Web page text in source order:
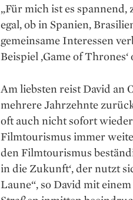
„Für mich ist es
egal, ob in Spanien,
gemeinsame Interessen
Beispiel ‚Game of
Am liebsten reist David an
mehrere Jahrzehnte
oft auch nicht sofort
Filmtourismus immer
den Filmtourismus
in die Zukunft‘, der nutzt
Laune“, so David mit